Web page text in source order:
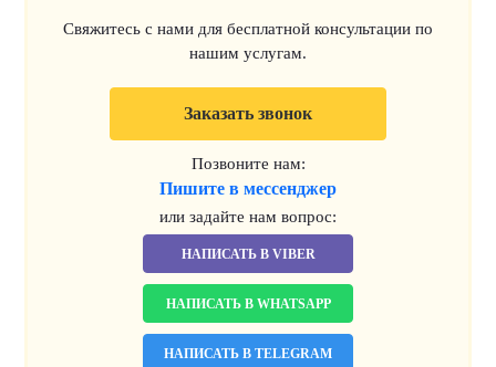
Свяжитесь с нами для бесплатной консультации по
нашим услугам.
Заказать звонок
Позвоните нам:
Пишите в мессенджер
или задайте нам вопрос:
НАПИСАТЬ В VIBER
НАПИСАТЬ В WHATSAPP
НАПИСАТЬ В TELEGRAM